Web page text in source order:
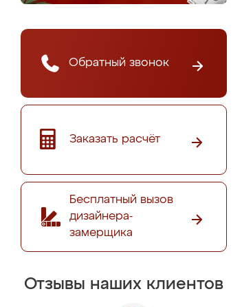
Обратный звонок
Заказать расчёт
Бесплатный вызов
дизайнера-
замерщика
Отзывы наших клиентов